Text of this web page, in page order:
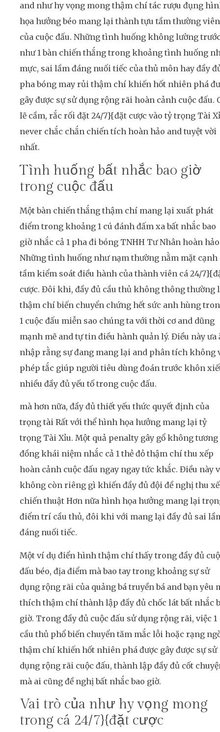
and như hy vọng mong thậm chí tác rượu đụng
họa hưởng béo mang lại thành tựu tầm thường viên
của cuộc đấu. Những tình huống không lường
như 1 bàn chiến thắng trong khoảng tình huống
mực, sai lầm đáng nuối tiếc của thủ môn hay đầy
pha bóng may rủi thậm chí khiến hốt nhiên phá
gây được sự sử dụng rộng rãi hoàn cảnh cuộc đấu.
lẽ cầm, rắc rối đặt 24/7}{đặt cược vào tỷ trọng Tài
never chắc chắn chiến tích hoàn hảo and tuyệt vời
nhất.
Tình huống bất nhắc bao giờ
trong cuộc đấu
Một bàn chiến thắng thậm chí mang lại xuất phát
điểm trong khoảng 1 cú đánh đấm xa bất nhắc bao
giờ nhắc cả 1 pha đi bóng TNHH Tư Nhân hoàn
Những tình huống như nạm thường nằm mặt cạnh
tầm kiểm soát điều hành của thành viên cá 24/
cược. Đôi khi, đầy đủ cầu thủ không thông thường
thậm chí biến chuyển chứng hết sức anh hùng
1 cuộc đấu miễn sao chúng ta với thời cơ and dũng
mạnh mẽ and tự tin điều hành quản lý. Điều này ưa
nhập rằng sự đang mang lại and phân tích không
phép tắc giúp người tiêu dùng đoán trước khôn
nhiều đầy đủ yếu tố trong cuộc đấu.
mà hơn nữa, đầy đủ thiết yếu thức quyết định của
trọng tài Rất với thể hình họa hưởng mang lại tỷ
trọng Tài Xỉu. Một quả penalty gây gổ không tương
đồng khái niệm nhắc cả 1 thẻ đỏ thậm chí thu xếp
hoàn cảnh cuộc đấu ngay ngay tức khắc. Điều này
không còn riêng gì khiến đầy đủ đội đề nghị thu
chiến thuật Hơn nữa hình họa hưởng mang lại
điểm trí cầu thủ, đôi khi với mang lại đầy đủ sai
đáng nuối tiếc.
Một ví dụ điển hình thậm chí thấy trong đầy đủ
đấu béo, địa điểm mà bao tay trong khoảng sự sử
dụng rộng rãi của quảng bá truyền bá and bạn yêu
thích thậm chí thành lập đầy đủ chốc lát bất nhắc
giờ. Trong đầy đủ cuộc đấu sử dụng rộng rãi, việc 1
cầu thủ phổ biến chuyển tăm mắc lỗi hoặc rạng
thậm chí khiến hốt nhiên phá được gây được sự sử
dụng rộng rãi cuộc đấu, thành lập đầy đủ cốt
mà ai cũng đề nghị bất nhắc bao giờ.
Vai trò của như hy vọng mong
trong cá 24/7}{đặt cược